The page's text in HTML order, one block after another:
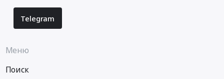
Telegram
Меню
Поиск